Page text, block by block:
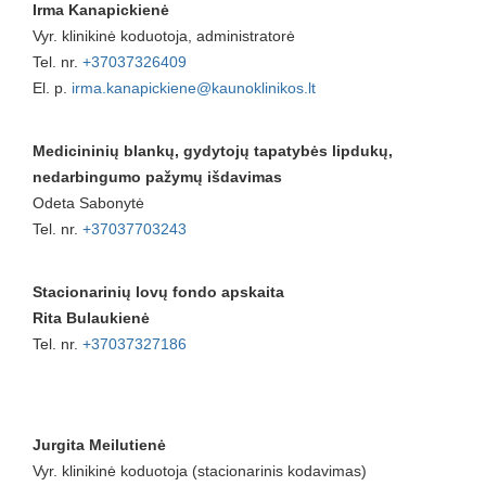
Irma Kanapickienė
Vyr. klinikinė koduotoja, administratorė
Tel. nr. +37037326409
El. p. irma.kanapickiene@kaunoklinikos.lt
Medicininių blankų, gydytojų tapatybės lipdukų,
nedarbingumo pažymų išdavimas
Odeta Sabonytė
Tel. nr. +37037703243
Stacionarinių lovų fondo apskaita
Rita Bulaukienė
Tel. nr. +37037327186
Jurgita Meilutienė
Vyr. klinikinė koduotoja (stacionarinis kodavimas)